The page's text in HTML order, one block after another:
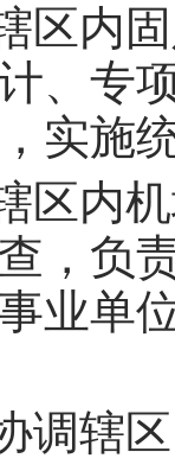
内固
、专
实施
内机
，负
业单
辖区